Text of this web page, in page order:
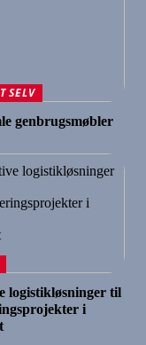
SELV
genbrugsmøbler
logistikløsninger til
i